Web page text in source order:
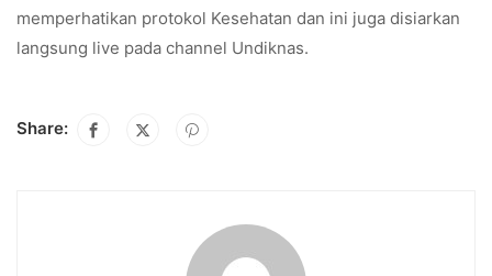
memperhatikan protokol Kesehatan dan ini juga disiarkan
langsung live pada channel Undiknas.
Share: